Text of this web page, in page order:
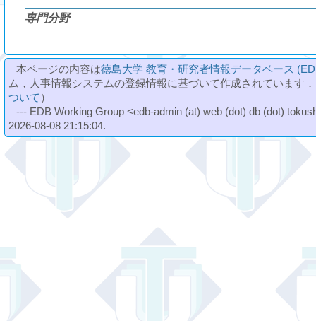
専門分野
本ページの内容は徳島大学 教育・研究者情報データベース
ム，人事情報システムの登録情報に基づいて作成されています
ついて ）
--- EDB Working Group <edb-admin (at) web (dot) db (dot)
2026-08-08 21:15:04.